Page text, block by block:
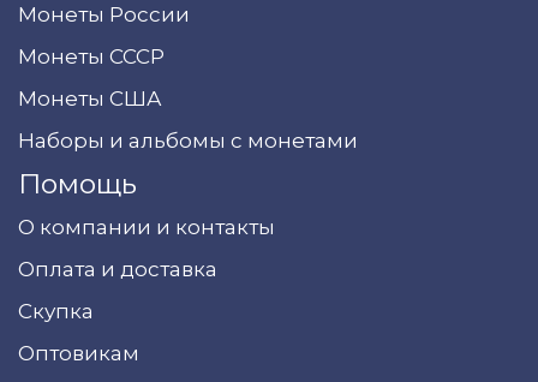
Монеты России
Монеты СССР
Монеты США
Наборы и альбомы с монетами
Помощь
О компании и контакты
Оплата и доставка
Скупка
Оптовикам